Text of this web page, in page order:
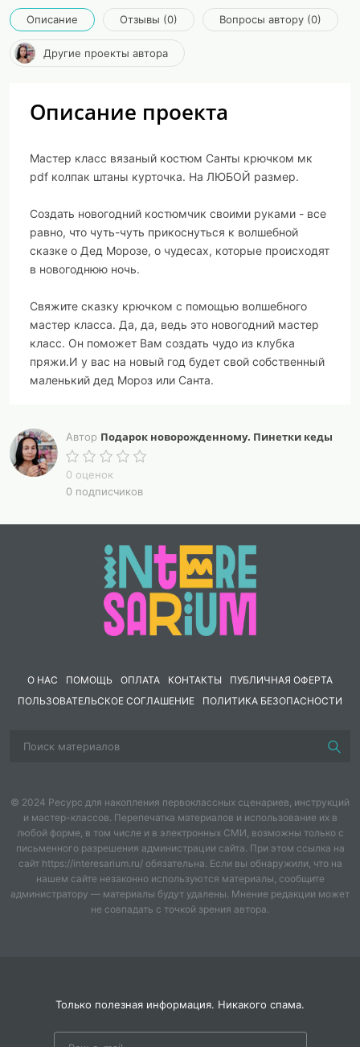
Описание Отзывы (0) Вопросы автору (0)
Другие проекты автора
Описание проекта
Мастер класс вязаный костюм Санты крючком мк
pdf колпак штаны курточка. На ЛЮБОЙ размер.
Создать новогодний костюмчик своими руками - все
равно, что чуть-чуть прикоснуться к волшебной
сказке о Дед Морозе, о чудесах, которые происходят
в новогоднюю ночь.
Свяжите сказку крючком с помощью волшебного
мастер класса. Да, да, ведь это новогодний мастер
класс. Он поможет Вам создать чудо из клубка
пряжи.И у вас на новый год будет свой собственный
маленький дед Мороз или Санта.
своего малыша на память.
Новогодний костюмчик можно связать на малышей
или кукол. На продажу, если вы занимаетесь
Вы свяжете крючком шапочку, курточку, штанишки и
сапожки, даже если никогда раньше не вязали
Подробное описание, пошаговые фото хорошего
качества, рекомендации, как связать свой размер
Вы поймете принцип вязания и сможете
понравится. Некоторые вещички вяжутся полностью
без отрыва нити, что очень круто, так как меньше
концов приходится прятать, а значит, результат
получается быстрее.
Четыре мастер класса красиво оформлены в одном
номере журнала "Маленькие вязаные шедевры"
Автор Подарок новорожденному. Пинетки кеды
0 оценок
0 подписчиков
О НАС ПОМОЩЬ ОПЛАТА КОНТАКТЫ
ПУБЛИЧНАЯ ОФЕРТА
ПОЛЬЗОВАТЕЛЬСКОЕ СОГЛАШЕНИЕ
ПОЛИТИКА БЕЗОПАСНОСТИ
© 2024 Ресурс для накопления первоклассных сценариев, инструкций
и мастер-классов. Перепечатка материалов и использование их в
любой форме, в том числе и в электронных СМИ, возможны только с
письменного разрешения администрации сайта. При этом ссылка на
сайт https://interesarium.ru/ обязательна. Если вы обнаружили, что на
нашем сайте незаконно используются материалы, сообщите
администратору — материалы будут удалены. Мнение редакции может
не совпадать с точкой зрения автора.
Только полезная информация. Никакого спама.